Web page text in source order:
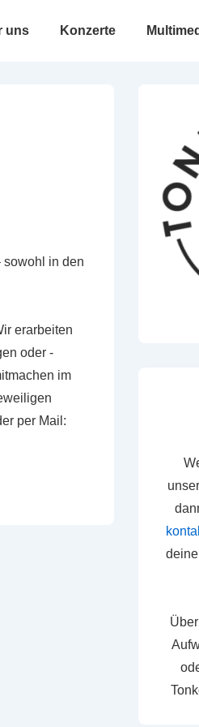
uns Konzerte
sowohl in den
erarbeiten
oder -
im
per Mail:
Über